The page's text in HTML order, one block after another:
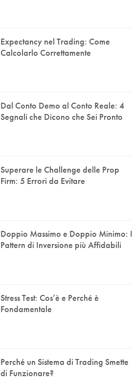
Expectancy nel Trading: Come
Calcolarlo Correttamente
Dal Conto Demo al Conto Reale: 4
Segnali che Dicono che Sei Pronto
Superare le Challenge delle Prop
Firm: 5 Errori da Evitare
Doppio Massimo e Doppio Minimo: I
Pattern di Inversione più Affidabili
Stress Test: Cos’è e Perché è
Fondamentale
Perché un Sistema di Trading Smette
di Funzionare?